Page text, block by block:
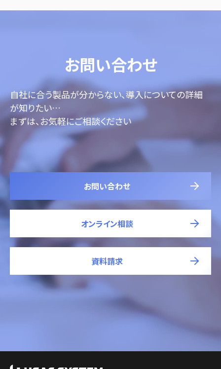
お問い合わせ
自社に合う製品が分からない、導入についての詳細
が知りたい…
まずは、お気軽にご相談ください
お問い合わせ
オンライン相談
資料請求